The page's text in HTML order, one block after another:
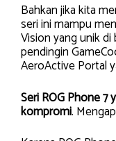
Bahkan jika kita
seri ini mampu
Vision yang unik
pendingin
AeroActive Portal
Seri ROG Phone 7
kompromi.